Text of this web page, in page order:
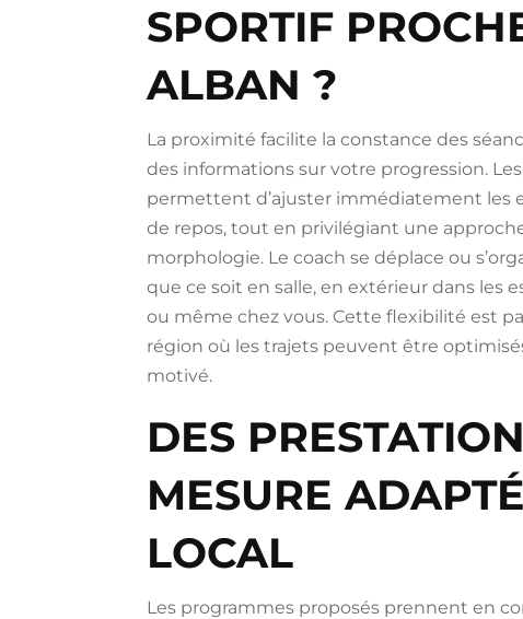
SPORTIF
ALBAN ?
La proximité facilite la constance des
des informations sur votre progression.
permettent d’ajuster immédiatement les
de repos, tout en privilégiant une
morphologie. Le coach se déplace ou
que ce soit en salle, en extérieur dans les
ou même chez vous. Cette flexibilité est
région où les trajets peuvent être
motivé.
DES
MESURE
LOCAL
Les programmes proposés prennent en